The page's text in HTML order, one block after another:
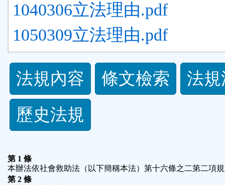
1040306立法理由.pdf
1050309立法理由.pdf
法
規
功
按
法規內容 條文檢索
法
歷史法規
第 1 條
本辦法依社會救助法（以下簡稱本法）第十六條之二第二項
第 2 條